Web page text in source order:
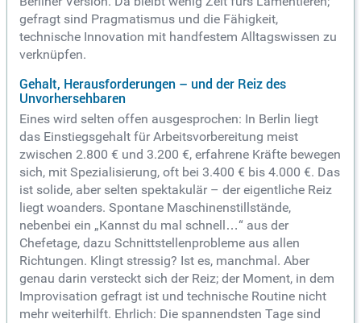
gefragt sind Pragmatismus und die Fähigkeit,
technische Innovation mit handfestem Alltagswissen zu
verknüpfen.
Gehalt, Herausforderungen – und der Reiz des
Unvorhersehbaren
Eines wird selten offen ausgesprochen: In Berlin liegt
das Einstiegsgehalt für Arbeitsvorbereitung meist
zwischen 2.800 € und 3.200 €, erfahrene Kräfte bewegen
sich, mit Spezialisierung, oft bei 3.400 € bis 4.000 €. Das
ist solide, aber selten spektakulär – der eigentliche Reiz
liegt woanders. Spontane Maschinenstillstände,
nebenbei ein „Kannst du mal schnell…“ aus der
Chefetage, dazu Schnittstellenprobleme aus allen
Richtungen. Klingt stressig? Ist es, manchmal. Aber
genau darin versteckt sich der Reiz; der Moment, in dem
Improvisation gefragt ist und technische Routine nicht
mehr weiterhilft. Ehrlich: Die spannendsten Tage sind